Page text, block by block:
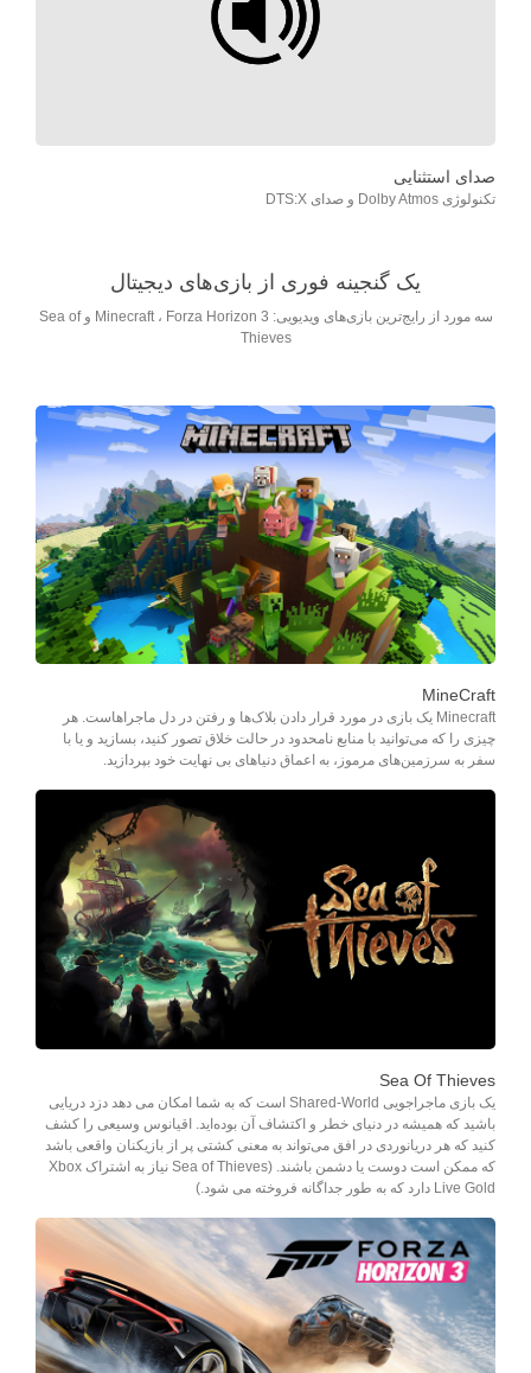
صدای استثنایی
تکنولوژی Dolby Atmos و صدای DTS:X
یک گنجینه فوری از بازی‌های دیجیتال
سه مورد از رایج‌ترین بازی‌های ویدیویی: Minecraft ، Forza Horizon 3 و Sea of
Thieves
MineCraft
Minecraft یک بازی در مورد قرار دادن بلاک‌ها و رفتن در دل ماجراهاست. هر
چیزی را که می‌توانید با منابع نامحدود در حالت خلاق تصور کنید، بسازید و یا با
سفر به سرزمین‌های مرموز، به اعماق دنیاهای بی نهایت خود بپردازید.
Sea Of Thieves
یک بازی ماجراجویی Shared-World است که به شما امکان می دهد دزد دریایی
باشید که همیشه در دنیای خطر و اکتشاف آن بوده‌اید. اقیانوس وسیعی را کشف
کنید که هر دریانوردی در افق می‌تواند به معنی کشتی پر از بازیکنان واقعی باشد
که ممکن است دوست یا دشمن باشند. (Sea of Thieves نیاز به اشتراک Xbox
Live Gold دارد که به طور جداگانه فروخته می شود.)